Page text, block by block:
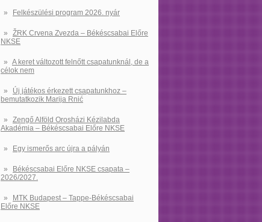
Felkészülési program 2026. nyár
ŽRK Crvena Zvezda – Békéscsabai Előre
NKSE
A keret változott felnőtt csapatunknál, de a
célok nem
Új játékos érkezett csapatunkhoz –
bemutatkozik Marija Rnić
Zengő Alföld Orosházi Kézilabda
Akadémia – Békéscsabai Előre NKSE
Egy ismerős arc újra a pályán
Békéscsabai Előre NKSE csapata –
2026/2027.
MTK Budapest – Tappe-Békéscsabai
Előre NKSE